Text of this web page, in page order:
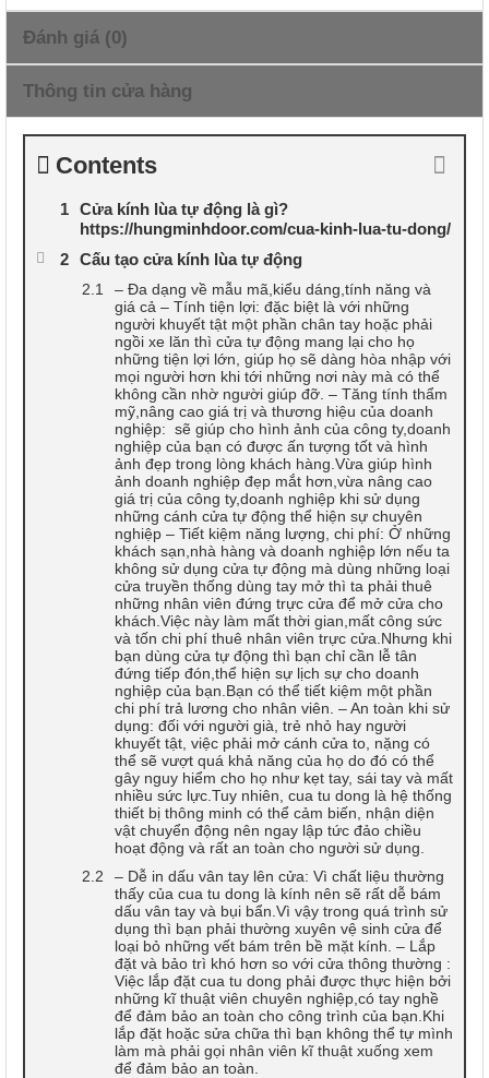
Đánh giá (0)
Thông tin cửa hàng
Contents
Cửa kính lùa tự động là gì?
https://hungminhdoor.com/cua-kinh-lua-tu-dong/
Cấu tạo cửa kính lùa tự động
– Đa dạng về mẫu mã,kiểu dáng,tính năng và
giá cả – Tính tiện lợi: đặc biệt là với những
người khuyết tật một phần chân tay hoặc phải
ngồi xe lăn thì cửa tự động mang lại cho họ
những tiện lợi lớn, giúp họ sẽ dàng hòa nhập với
mọi người hơn khi tới những nơi này mà có thể
không cần nhờ người giúp đỡ. – Tăng tính thẩm
mỹ,nâng cao giá trị và thương hiệu của doanh
nghiệp: sẽ giúp cho hình ảnh của công ty,doanh
nghiệp của bạn có được ấn tượng tốt và hình
ảnh đẹp trong lòng khách hàng.Vừa giúp hình
ảnh doanh nghiệp đẹp mắt hơn,vừa nâng cao
giá trị của công ty,doanh nghiệp khi sử dụng
những cánh cửa tự động thể hiện sự chuyên
nghiệp – Tiết kiệm năng lượng, chi phí: Ở những
khách sạn,nhà hàng và doanh nghiệp lớn nếu ta
không sử dụng cửa tự động mà dùng những loại
cửa truyền thống dùng tay mở thì ta phải thuê
những nhân viên đứng trực cửa để mở cửa cho
khách.Việc này làm mất thời gian,mất công sức
và tốn chi phí thuê nhân viên trực cửa.Nhưng khi
bạn dùng cửa tự động thì bạn chỉ cần lễ tân
đứng tiếp đón,thể hiện sự lịch sự cho doanh
nghiệp của bạn.Bạn có thể tiết kiệm một phần
chi phí trả lương cho nhân viên. – An toàn khi sử
dụng: đối với người già, trẻ nhỏ hay người
khuyết tật, việc phải mở cánh cửa to, nặng có
thể sẽ vượt quá khả năng của họ do đó có thể
gây nguy hiểm cho họ như kẹt tay, sái tay và mất
nhiều sức lực.Tuy nhiên, cua tu dong là hệ thống
thiết bị thông minh có thể cảm biến, nhận diện
vật chuyển động nên ngay lập tức đảo chiều
hoạt động và rất an toàn cho người sử dụng.
– Dễ in dấu vân tay lên cửa: Vì chất liệu thường
thấy của cua tu dong là kính nên sẽ rất dễ bám
dấu vân tay và bụi bẩn.Vì vậy trong quá trình sử
dụng thì bạn phải thường xuyên vệ sinh cửa để
loại bỏ những vết bám trên bề mặt kính. – Lắp
đặt và bảo trì khó hơn so với cửa thông thường :
Việc lắp đặt cua tu dong phải được thực hiện bởi
những kĩ thuật viên chuyên nghiệp,có tay nghề
để đảm bảo an toàn cho công trình của bạn.Khi
lắp đặt hoặc sửa chữa thì bạn không thể tự mình
làm mà phải gọi nhân viên kĩ thuật xuống xem
để đảm bảo an toàn.